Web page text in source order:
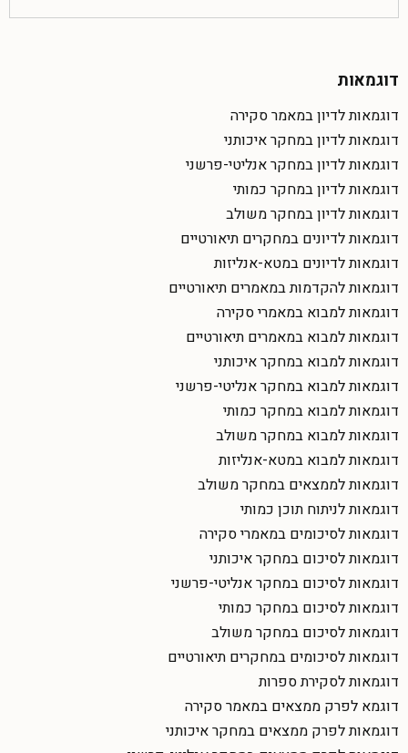
דוגמאות
דוגמאות לדיון במאמר סקירה
דוגמאות לדיון במחקר איכותני
דוגמאות לדיון במחקר אנליטי-פרשני
דוגמאות לדיון במחקר כמותי
דוגמאות לדיון במחקר משולב
דוגמאות לדיונים במחקרים תיאורטיים
דוגמאות לדיונים במטא-אנליזות
דוגמאות להקדמות במאמרים תיאורטיים
דוגמאות למבוא במאמרי סקירה
דוגמאות למבוא במאמרים תיאורטיים
דוגמאות למבוא במחקר איכותני
דוגמאות למבוא במחקר אנליטי-פרשני
דוגמאות למבוא במחקר כמותי
דוגמאות למבוא במחקר משולב
דוגמאות למבוא במטא-אנליזות
דוגמאות לממצאים במחקר משולב
דוגמאות לניתוח תוכן כמותי
דוגמאות לסיכומים במאמרי סקירה
דוגמאות לסיכום במחקר איכותני
דוגמאות לסיכום במחקר אנליטי-פרשני
דוגמאות לסיכום במחקר כמותי
דוגמאות לסיכום במחקר משולב
דוגמאות לסיכומים במחקרים תיאורטיים
דוגמאות לסקירת ספרות
דוגמא לפרק ממצאים במאמר סקירה
דוגמאות לפרק ממצאים במחקר איכותני